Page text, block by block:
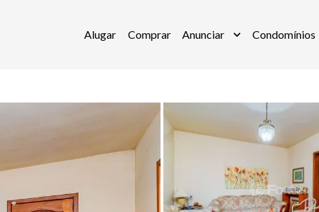
Alugar Comprar Anunciar Condomínios